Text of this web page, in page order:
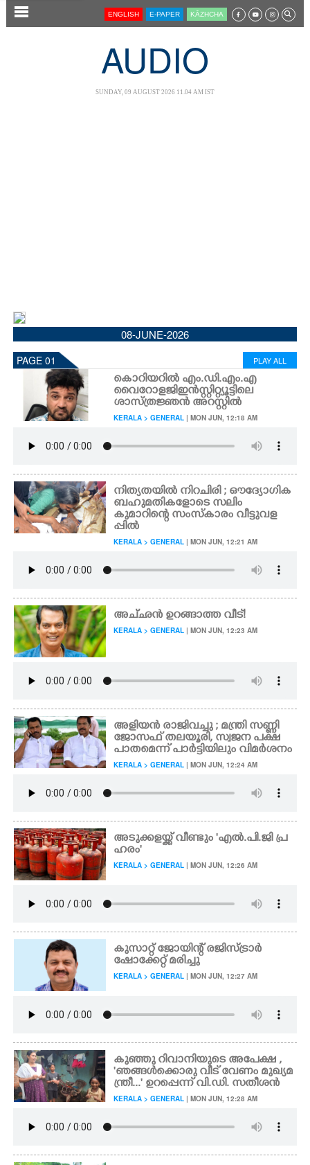
SECTIONS
CINEMA
OPINION
PHOTOS
LIFESTYLE
SPIRITUAL
INFO+
ASTRO
CARTOONS
LITERATURE
ZOOM
CONTACT US
ENGLISH E-PAPER KĀZHCHA
AUDIO
SUNDAY, 09 AUGUST 2026 11.04 AM IST
08-JUNE-2026
PAGE 01 PLAY ALL
കൊറിയറിൽ എം.ഡി.എം.എ
വൈറോളജി ഇൻസ്റ്റിറ്റ്യൂട്ടിലെ
ശാസ്ത്രജ്ഞൻ അറസ്റ്റിൽ
KERALA > GENERAL | MON JUN, 12:18 AM
നി​ത്യതയി​ൽ നിറചിരി ; ഔദ്യോഗിക
ബഹുമതികളോടെ സലിം
കുമാറിന്റെ സംസ്കാരം വീട്ടുവള
പ്പിൽ
KERALA > GENERAL | MON JUN, 12:21 AM
അച്‌ഛൻ ഉറങ്ങാത്ത വീട്!
KERALA > GENERAL | MON JUN, 12:23 AM
അളിയൻ രാജിവച്ചു ; മന്ത്രി സണ്ണി
ജോസഫ് തലയൂരി, സ്വജന പക്ഷ
പാതമെന്ന് പാർട്ടിയിലും വിമർശനം
KERALA > GENERAL | MON JUN, 12:24 AM
അടുക്കളയ്ക്ക് വീണ്ടും "എൽ.പി.ജി പ്ര
ഹരം"
KERALA > GENERAL | MON JUN, 12:26 AM
കുസാറ്റ് ജോയിന്റ് രജിസ്ട്രാർ
ഷോക്കേറ്റ് മരിച്ചു
KERALA > GENERAL | MON JUN, 12:27 AM
കുഞ്ഞു റിവാനിയുടെ അപേക്ഷ ,
'ഞങ്ങൾക്കൊരു വീട് വേണം മുഖ്യമ
ന്ത്രീ...' ഉറപ്പെന്ന് വി.ഡി. സതീശൻ
KERALA > GENERAL | MON JUN, 12:28 AM